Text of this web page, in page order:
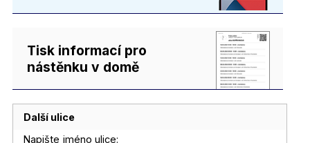
Tisk informací pro
nástěnku v domě
Další ulice
Napište jméno ulice: